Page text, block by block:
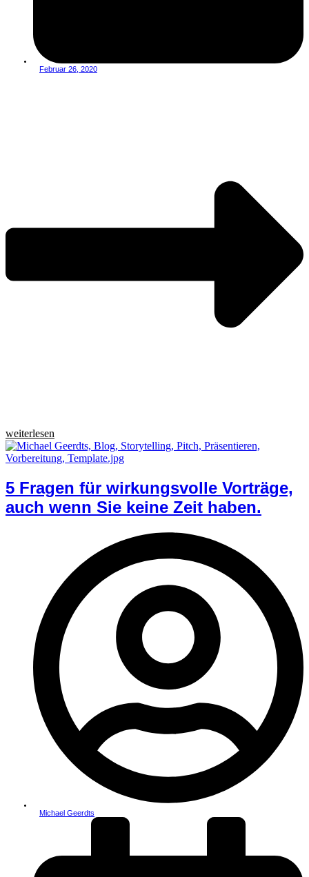
Februar 26, 2020
weiterlesen
5 Fragen für wirkungsvolle Vorträge,
auch wenn Sie keine Zeit haben.
Michael Geerdts